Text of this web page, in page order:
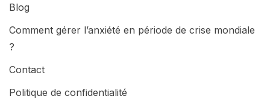
Blog
Comment gérer l’anxiété en période de crise mondiale
?
Contact
Politique de confidentialité